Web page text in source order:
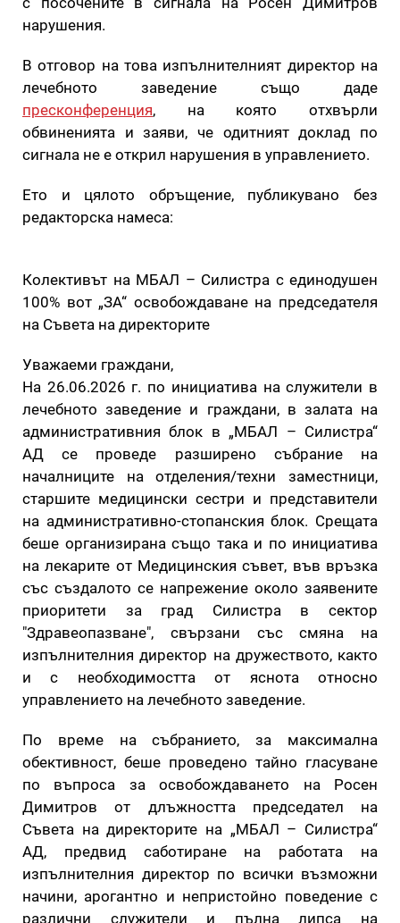
нарушения.
В отговор на това изпълнителният директор на
лечебното заведение също даде
пресконференция, на която отхвърли
обвиненията и заяви, че одитният доклад по
сигнала не е открил нарушения в управлението.
Ето и цялото обръщение, публикувано без
редакторска намеса:
Колективът на МБАЛ – Силистра с единодушен
100% вот „ЗА“ освобождаване на председателя
на Съвета на директорите
Уважаеми граждани,
На 26.06.2026 г. по инициатива на служители в
лечебното заведение и граждани, в залата на
административния блок в „МБАЛ – Силистра“
АД се проведе разширено събрание на
началниците на отделения/техни заместници,
старшите медицински сестри и представители
на административно-стопанския блок. Срещата
беше организирана също така и по инициатива
на лекарите от Медицинския съвет, във връзка
със създалото се напрежение около заявените
приоритети за град Силистра в сектор
"Здравеопазване", свързани със смяна на
изпълнителния директор на дружеството, както
и с необходимостта от яснота относно
управлението на лечебното заведение.
По време на събранието, за максимална
обективност, беше проведено тайно гласуване
по въпроса за освобождаването на Росен
Димитров от длъжността председател на
Съвета на директорите на „МБАЛ – Силистра“
АД, предвид саботиране на работата на
изпълнителния директор по всички възможни
начини, арогантно и непристойно поведение с
различни служители и пълна липса на